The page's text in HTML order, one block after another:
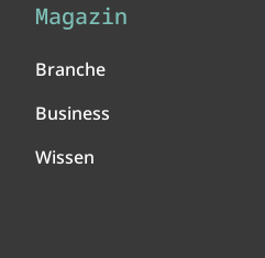
Magazin
Branche
Business
Wissen